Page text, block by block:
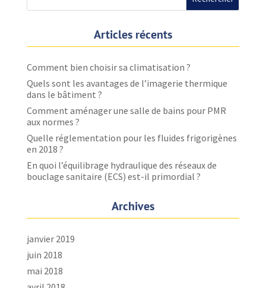
Articles récents
Comment bien choisir sa climatisation ?
Quels sont les avantages de l’imagerie thermique
dans le bâtiment ?
Comment aménager une salle de bains pour PMR
aux normes ?
Quelle réglementation pour les fluides frigorigènes
en 2018 ?
En quoi l’équilibrage hydraulique des réseaux de
bouclage sanitaire (ECS) est-il primordial ?
Archives
janvier 2019
juin 2018
mai 2018